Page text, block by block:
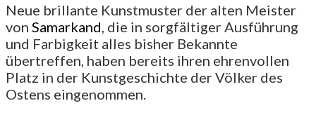
Neue brillante Kunstmuster der alten Meister
von Samarkand , die in sorgfältiger Ausführung
und Farbigkeit alles bisher Bekannte
übertreffen, haben bereits ihren ehrenvollen
Platz in der Kunstgeschichte der Völker des
Ostens eingenommen.